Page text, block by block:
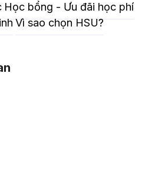
Học bổng - Ưu đãi học phí
Vì sao chọn HSU?